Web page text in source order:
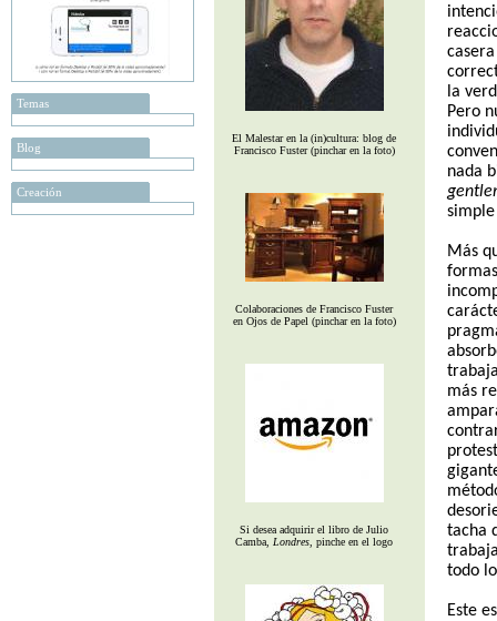
Temas
Blog
Creación
El Malestar en la (in)cultura: blog de
Francisco Fuster (pinchar en la foto)
Colaboraciones de Francisco Fuster
en Ojos de Papel (pinchar en la foto)
Si desea adquirir el libro de Julio
Camba, Londres , pinche en el logo
la
Pero
nada
Más
más
tacha
todo
Este